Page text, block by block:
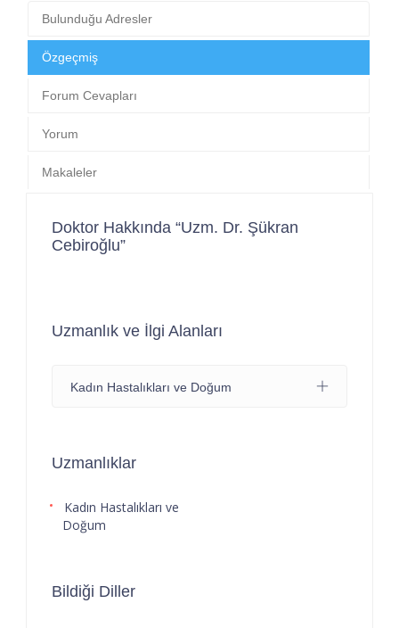
Bulunduğu Adresler
Özgeçmiş
Forum Cevapları
Yorum
Makaleler
Doktor Hakkında “Uzm. Dr. Şükran
Cebiroğlu”
Uzmanlık ve İlgi Alanları
Kadın Hastalıkları ve Doğum
Uzmanlıklar
Kadın Hastalıkları ve
Doğum
Bildiği Diller